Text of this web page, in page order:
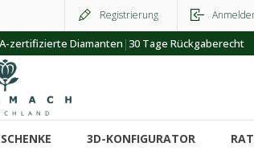
Registrierung
zertifizierte Diamanten |30 Tage Rückgaberecht
3D-KONFIGURATOR